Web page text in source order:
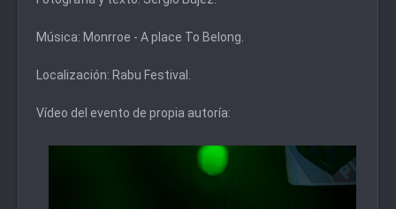
Música: Monrroe - A place To Belong.
Localización: Rabu Festival.
Vídeo del evento de propia autoría: